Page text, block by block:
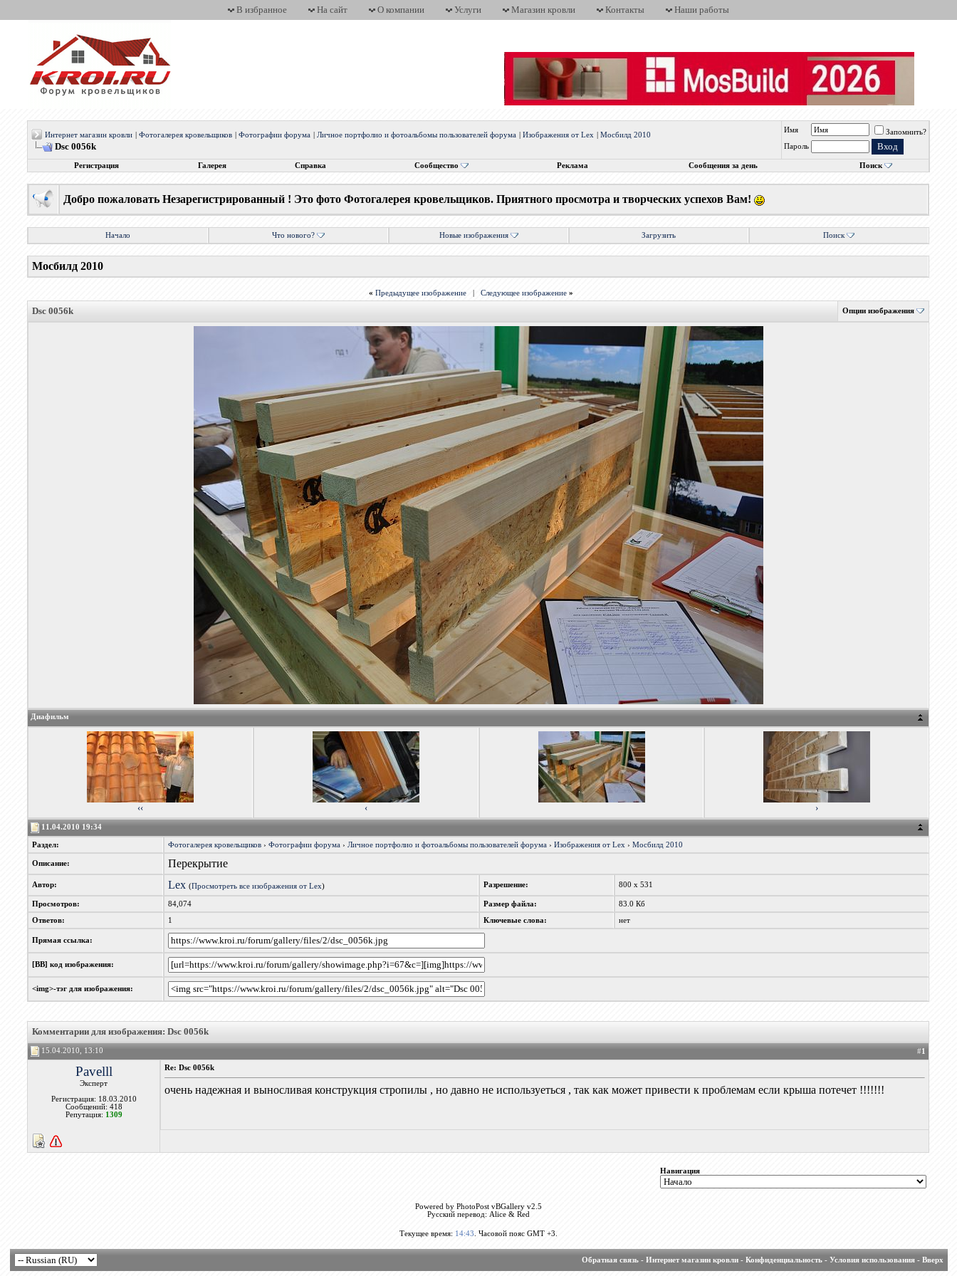
В избранное На сайт О компании Услуги Магазин кровли Контакты Наши работы
Интернет магазин кровли |Фотогалерея кровельщиков |Фотографии форума |Личное портфолио и фотоальбомы пользователей форума |Изображения от Lex |Мосбилд 2010
Dsc 0056k
Имя
Запомнить?
Пароль
Регистрация Галерея Справка Сообщество Реклама Сообщения за день Поиск
Добро пожаловать Незарегистрированный ! Это фото Фотогалерея кровельщиков. Приятного просмотра и творческих успехов Вам!
Начало Что нового? Новые изображения Загрузить Поиск
Мосбилд 2010
« Предыдущее изображение |Следующее изображение »
Dsc 0056k Опции изображения
Диафильм
‹‹ ‹ ›
11.04.2010 19:34
Раздел: Фотогалерея кровельщиков ›Фотографии форума ›Личное портфолио и фотоальбомы пользователей форума ›Изображения от Lex ›Мосбилд 2010
Описание: Перекрытие
Автор: Lex (Просмотреть все изображения от Lex) Разрешение: 800 x 531
Просмотров: 84,074 Размер файла: 83.0 Кб
Ответов: 1 Ключевые слова: нет
Прямая ссылка:
[BB] код изображения:
<img>-тэг для изображения:
Комментарии для изображения: Dsc 0056k
15.04.2010, 13:10 #1
Pavelll
Эксперт
Регистрация: 18.03.2010
Сообщений: 418
Репутация: 1309
Re: Dsc 0056k
очень надежная и выносливая конструкция стропилы , но давно не используеться , так как может привести к проблемам если крыша потечет !!!!!!!
Навигация
Powered by PhotoPost vBGallery v2.5
Русский перевод: Alice & Red
Текущее время: 14:43 . Часовой пояс GMT +3.
Обратная связь- Интернет магазин кровли- Конфиденциальность- Условия использования- Вверх